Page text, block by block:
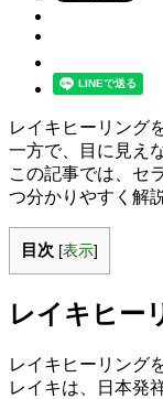
レイキヒーリング
一方で、目に見え
この記事では、セ
つ分かりやすく解
目次 [表示]
レイキヒー
レイキヒーリング
レイキは、日本発